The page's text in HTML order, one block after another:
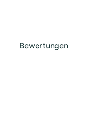
Bewertungen